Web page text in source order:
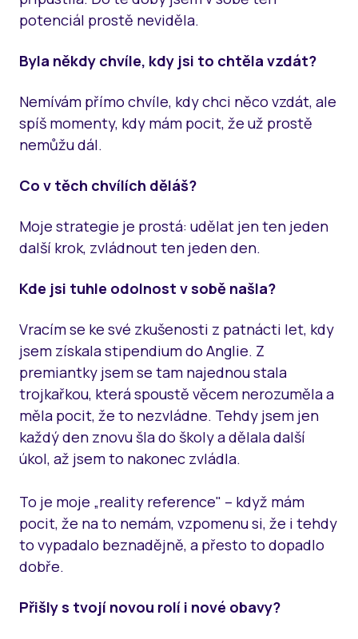
potenciál prostě neviděla.
Byla někdy chvíle, kdy jsi to chtěla vzdát?
Nemívám přímo chvíle, kdy chci něco vzdát, ale
spíš momenty, kdy mám pocit, že už prostě
nemůžu dál.
Co v těch chvílích děláš?
Moje strategie je prostá: udělat jen ten jeden
další krok, zvládnout ten jeden den.
Kde jsi tuhle odolnost v sobě našla?
Vracím se ke své zkušenosti z patnácti let, kdy
jsem získala stipendium do Anglie. Z
premiantky jsem se tam najednou stala
trojkařkou, která spoustě věcem nerozuměla a
měla pocit, že to nezvládne. Tehdy jsem jen
každý den znovu šla do školy a dělala další
úkol, až jsem to nakonec zvládla.
To je moje „reality reference" – když mám
pocit, že na to nemám, vzpomenu si, že i tehdy
to vypadalo beznadějně, a přesto to dopadlo
dobře.
Přišly s tvojí novou rolí i nové obavy?